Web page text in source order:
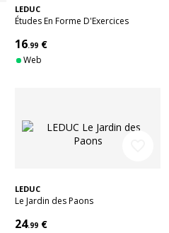
LEDUC
Études En Forme D'Exercices
16.99 €
Web
LEDUC
Le Jardin des Paons
24.99 €